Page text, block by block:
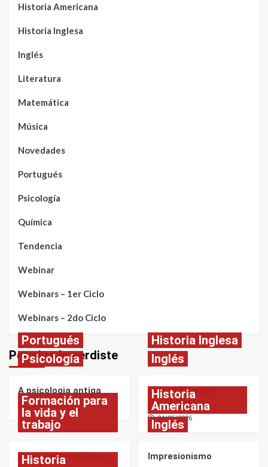
Historia Americana
Historia Inglesa
Inglés
Literatura
Matemática
Música
Novedades
Portugués
Psicología
Química
Tendencia
Webinar
Webinars – 1er Ciclo
Webinars – 2do Ciclo
Por si te lo perdiste
Portugués
Psicología
A psicologia antiga
24/05/2026
Historia Inglesa
Inglés
United Kingdom vs
Great Britain
24/05/2026
Formación para
la vida y el
trabajo
Guerra entre EEUU e
Historia
Americana
Inglés
Impresionismo
Historia